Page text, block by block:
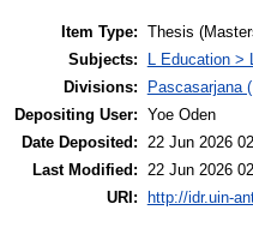
Item Type: Thesis
Subjects:
L Education >
Divisions:
Pascasarjana
Depositing User: Yoe Oden
Date Deposited:
22 Jun 2026
Last Modified:
22 Jun 2026
URI: http://idr.uin-